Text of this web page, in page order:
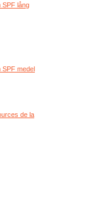
SPF lång
medel
de la